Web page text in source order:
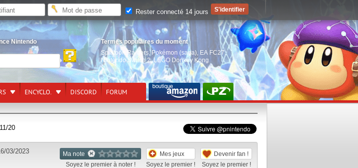
Nintendo
Termes populaires du moment
Splatoon Raiders, Pokémon (saga) EA FC27,
Nintendo Switch 2,LEGO Donkey Kong
ENCYCLO. DISCORD FORUM
20
Ma note
Soyez le premier à noter !
Mes jeux
Soyez le premier !
Devenir fan !
Soyez le premier !
03/2023
Rester connecté 14 jours